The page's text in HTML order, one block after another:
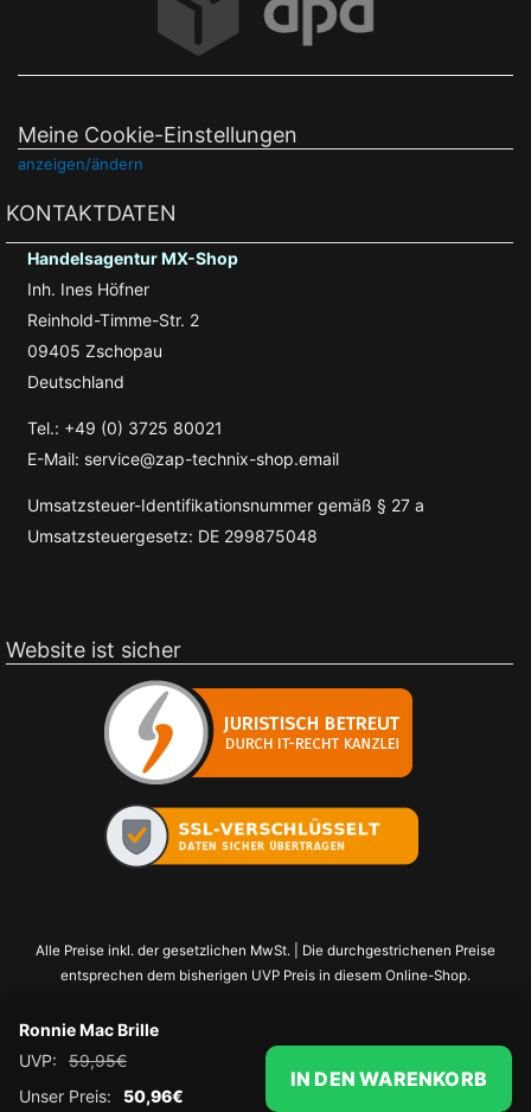
Meine Cookie-Einstellungen
anzeigen/ändern
KONTAKTDATEN
Handelsagentur MX-Shop
Inh. Ines Höfner
Reinhold-Timme-Str. 2
09405 Zschopau
Deutschland
Tel.: +49 (0) 3725 80021
E-Mail: service@zap-technix-shop.email
Umsatzsteuer-Identifikationsnummer gemäß § 27 a
Umsatzsteuergesetz: DE 299875048
Website ist sicher
Alle Preise inkl. der gesetzlichen MwSt. | Die durchgestrichenen Preise
entsprechen dem bisherigen UVP Preis in diesem Online-Shop.
Ronnie Mac Brille
UVP:
59,95€
Unser Preis:
50,96€
IN DEN WARENKORB